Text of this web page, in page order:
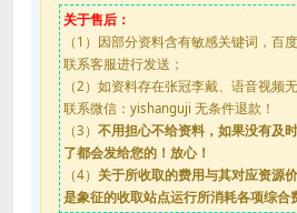
关于售后：
（1）因部分资料含有敏感关键词，百
联系客服进行发送；
（2）如资料存在张冠李戴、语音视频
联系微信：yishanguji 无条件退款！
（3） 不用担心不给资料，如果没有及
了都会发给您的！放心！
（4） 关于所收取的费用与其对应资源
是象征的收取站点运行所消耗各项综合